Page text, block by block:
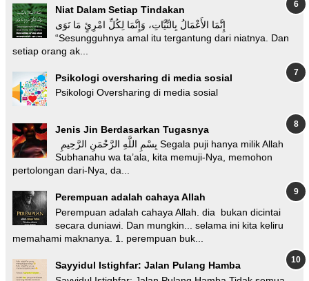
Niat Dalam Setiap Tindakan
إِنَّمَا الأَعْمَالُ بِالنِّيَّاتِ، وَإِنَّمَا لِكُلِّ امْرِئٍ مَا نَوَى
“Sesungguhnya amal itu tergantung dari niatnya. Dan
setiap orang ak...
Psikologi oversharing di media sosial
Psikologi Oversharing di media sosial
Jenis Jin Berdasarkan Tugasnya
Subhanahu wa ta’ala, kita memuji-Nya, memohon
pertolongan dari-Nya, da...
Perempuan adalah cahaya Allah
Perempuan adalah cahaya Allah. dia bukan dicintai
secara duniawi. Dan mungkin... selama ini kita keliru
memahami maknanya. 1. perempuan buk...
Sayyidul Istighfar: Jalan Pulang Hamba